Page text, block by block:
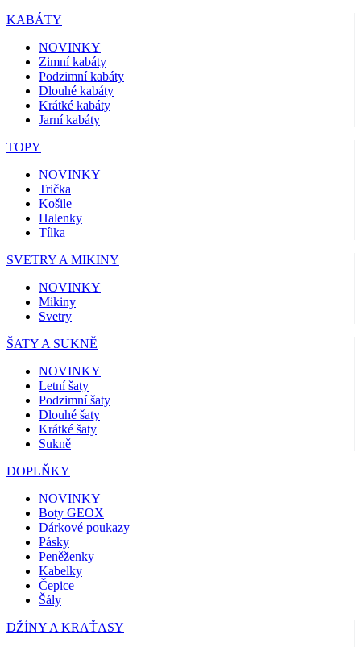
KABÁTY
NOVINKY
Zimní kabáty
Podzimní kabáty
Dlouhé kabáty
Krátké kabáty
Jarní kabáty
TOPY
NOVINKY
Trička
Košile
Halenky
Tílka
SVETRY A MIKINY
NOVINKY
Mikiny
Svetry
ŠATY A SUKNĚ
NOVINKY
Letní šaty
Podzimní šaty
Dlouhé šaty
Krátké šaty
Sukně
DOPLŇKY
NOVINKY
Boty GEOX
Dárkové poukazy
Pásky
Peněženky
Kabelky
Čepice
Šály
DŽÍNY A KRAŤASY